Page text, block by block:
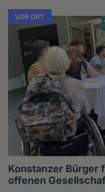
VOR ORT
Konstanzer Bürger
offenen